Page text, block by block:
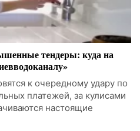
тендеры: куда на
к очередному удару по
платежей, за кулисами
настоящие